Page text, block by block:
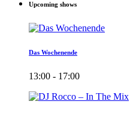
Upcoming shows
Das Wochenende
13:00 - 17:00